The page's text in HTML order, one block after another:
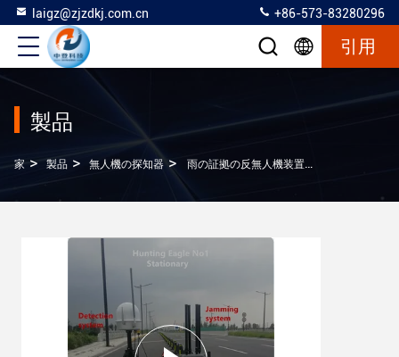
laigz@zjzdkj.com.cn +86-573-83280296
引用
製品
家 > 製品 > 無人機の探知器 > 雨の証拠の反無人機装置車によって取付けられるおよび静止したシステム